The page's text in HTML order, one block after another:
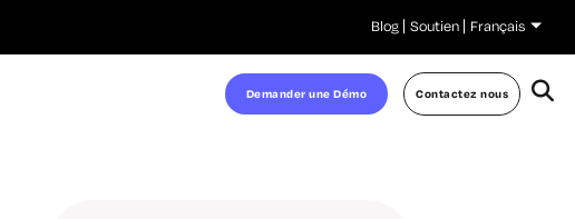
Blog Soutien Français
Demander une Démo Contactez nous